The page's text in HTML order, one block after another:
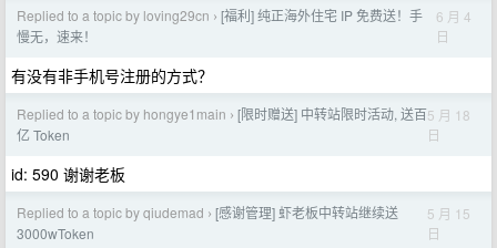
Replied to a topic by loving29cn › [福利] 纯正海外住宅 IP 免费送！手
慢无，速来！
6 月 4
日
有没有非手机号注册的方式？
Replied to a topic by hongye1main › [限时赠送] 中转站限时活动, 送百
亿 Token
5 月 18
日
id: 590 谢谢老板
Replied to a topic by qiudemad › [感谢管理] 虾老板中转站继续送
3000wToken
5 月 15
日